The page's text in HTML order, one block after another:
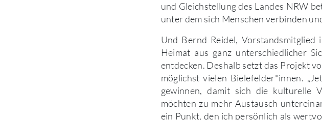
und Gleichstellung des Landes NRW
unter dem sich Menschen verbinden
Und Bernd Reidel,
Heimat aus ganz unterschiedlicher
entdecken. Deshalb setzt das Projekt
möglichst vielen Bielefelder*innen.
gewinnen, damit sich die kulturelle
möchten zu mehr Austausch
ein Punkt, den ich persönlich als